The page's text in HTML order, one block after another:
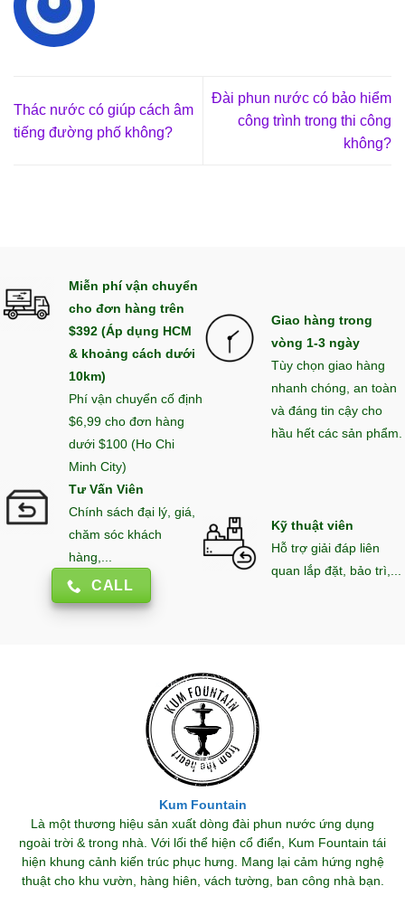
Thác nước có giúp cách âm
tiếng đường phố không?
Đài phun nước có bảo hiểm
công trình trong thi công
không?
Miễn phí vận chuyển
cho đơn hàng trên
$392 (Áp dụng HCM
& khoảng cách dưới
10km)
Phí vận chuyển cố định
$6,99 cho đơn hàng
dưới $100 (Ho Chi
Minh City)
Giao hàng trong
vòng 1-3 ngày
Tùy chọn giao hàng
nhanh chóng, an toàn
và đáng tin cậy cho
hầu hết các sản phẩm.
Tư Vấn Viên
Chính sách đại lý, giá,
chăm sóc khách
hàng,...
CALL
Kỹ thuật viên
Hỗ trợ giải đáp liên
quan lắp đặt, bảo trì,...
Kum Fountain
Là một thương hiệu sản xuất dòng đài phun nước ứng dụng
ngoài trời & trong nhà. Với lối thể hiện cổ điển, Kum Fountain tái
hiện khung cảnh kiến trúc phục hưng. Mang lại cảm hứng nghệ
thuật cho khu vườn, hàng hiên, vách tường, ban công nhà bạn.